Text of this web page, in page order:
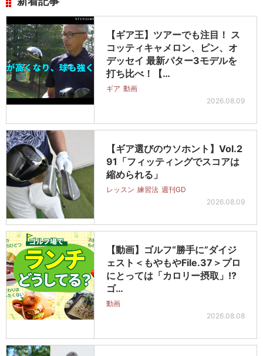
【ギア王】ツアーでも注目！ ス
コッティキャメロン、ピン、オ
デッセイ 最新パター3モデルを
打ち比べ！【…
ギア 動画
2026.08.09
【ギア選びのウソホント】Vol.2
91「フィッティングでスコアは
縮められる」
レッスン 練習法 週刊GD
2026.08.09
【動画】ゴルフ“勝手に”ダイジ
ェスト＜もやもやFile.37＞プロ
にとっては「カロリー摂取」!?
ゴ…
動画
2026.08.08